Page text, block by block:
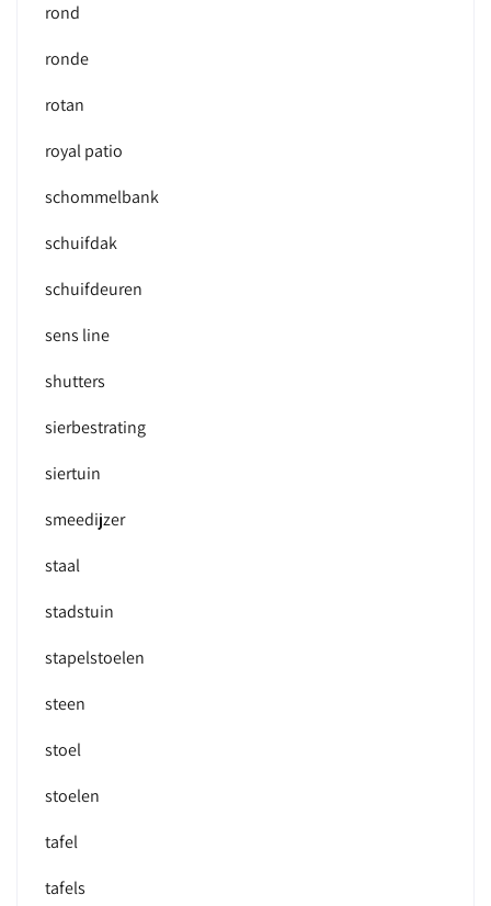
rond
ronde
rotan
royal patio
schommelbank
schuifdak
schuifdeuren
sens line
shutters
sierbestrating
siertuin
smeedijzer
staal
stadstuin
stapelstoelen
steen
stoel
stoelen
tafel
tafels